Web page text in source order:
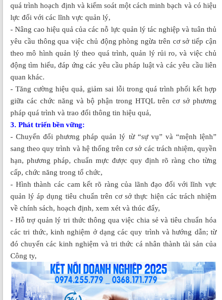
quá trình hoạch định và kiểm soát một cách minh bạch và có hiệu
lực đối với các lĩnh vực quản lý,
- Nâng cao hiệu quả của các nỗ lực quản lý tác nghiệp và tuân thủ
yêu cầu thông qua việc chủ động phòng ngừa trên cơ sở tiếp cận
theo mô hình quản lý theo quá trình, quản lý rủi ro, và việc chủ
động tìm hiểu, đáp ứng các yêu cầu pháp luật và các yêu cầu liên
quan khác.
- Tăng cường hiệu quả, giảm sai lỗi trong quá trình phối kết hợp
giữa các chức năng và bộ phận trong HTQL trên cơ sở phương
pháp quá trình và trao đổi thông tin hiệu quả,
3. Phát triển bền vững:
- Chuyển đổi phương pháp quản lý từ “sự vụ” và “mệnh lệnh”
sang theo quy trình và hệ thống trên cơ sở các trách nhiệm, quyền
hạn, phương pháp, chuẩn mực được quy định rõ ràng cho từng
cấp, chức năng trong tổ chức,
- Hình thành các cam kết rõ ràng của lãnh đạo đối với lĩnh vực
quản lý áp dụng tiêu chuẩn trên cơ sở thực hiện các trách nhiệm
về chính sách, hoạch định, xem xét và thúc đẩy,
- Hỗ trợ quản lý tri thức thông qua việc chia sẻ và tiêu chuẩn hóa
các tri thức, kinh nghiệm ở dạng các quy trình và hướng dẫn; từ
đó chuyển các kinh nghiệm và tri thức cá nhân thành tài sản của
Công ty,